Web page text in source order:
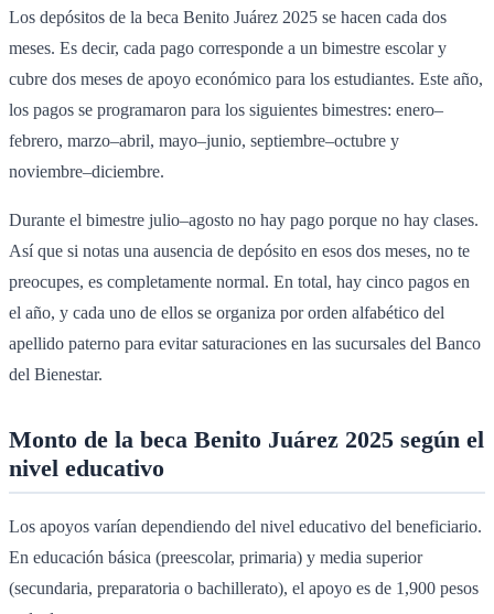
Los depósitos de la beca Benito Juárez 2025 se hacen cada dos
meses. Es decir, cada pago corresponde a un bimestre escolar y
cubre dos meses de apoyo económico para los estudiantes. Este año,
los pagos se programaron para los siguientes bimestres: enero–
febrero, marzo–abril, mayo–junio, septiembre–octubre y
noviembre–diciembre.
Durante el bimestre julio–agosto no hay pago porque no hay clases.
Así que si notas una ausencia de depósito en esos dos meses, no te
preocupes, es completamente normal. En total, hay cinco pagos en
el año, y cada uno de ellos se organiza por orden alfabético del
apellido paterno para evitar saturaciones en las sucursales del Banco
del Bienestar.
Monto de la beca Benito Juárez 2025 según el
nivel educativo
Los apoyos varían dependiendo del nivel educativo del beneficiario.
En educación básica (preescolar, primaria) y media superior
(secundaria, preparatoria o bachillerato), el apoyo es de 1,900 pesos